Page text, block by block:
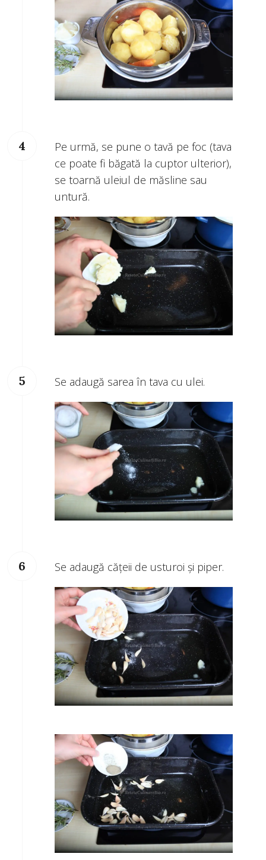
Pe urmă, se pune o tavă pe foc (tava
ce poate fi băgată la cuptor ulterior),
se toarnă uleiul de măsline sau
untură.
Se adaugă sarea în tava cu ulei.
Se adaugă căţeii de usturoi şi piper.